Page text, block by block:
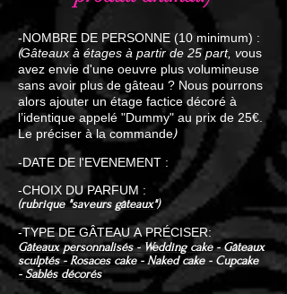
-NOMBRE DE PERSONNE (10 minimum) :
(Gâteaux à étages à partir de 25 part, vous
avez envie d'une oeuvre plus volumineuse
sans avoir plus de gâteau ? Nous pourrons
alors ajouter un étage factice décoré à
l’identique appelé "Dummy" au prix de 25€.
Le préciser à la commande)
-DATE DE l'EVENEMENT :
-CHOIX DU PARFUM :
(rubrique "saveurs gâteaux")
-TYPE DE GÂTEAU A PRÉCISER:
Gâteaux personnalisés -Wedding cake -Gâteaux
sculptés - Rosaces cake - Naked cake - Cupcake
-Sablés décorés